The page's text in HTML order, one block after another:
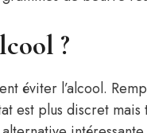
?
éviter l’alcool.
est plus discret